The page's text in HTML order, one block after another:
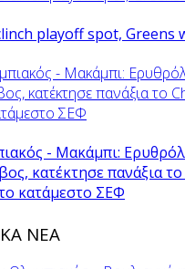
playoff spot, Greens
- Μακάμπι:
κατέκτησε πανάξια
κατάμεστο ΣΕΦ
ΝΕΑ